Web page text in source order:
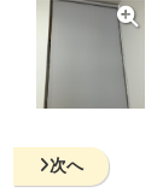
次へ